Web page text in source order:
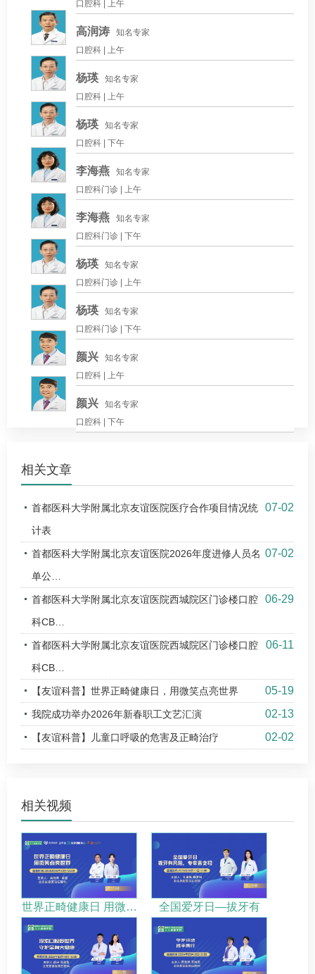
口腔科 | 上午
高润涛
知名专家
口腔科 | 上午
杨瑛
知名专家
口腔科 | 上午
杨瑛
知名专家
口腔科 | 下午
李海燕
知名专家
口腔科门诊 | 上午
李海燕
知名专家
口腔科门诊 | 下午
杨瑛
知名专家
口腔科门诊 | 上午
杨瑛
知名专家
口腔科门诊 | 下午
颜兴
知名专家
口腔科 | 上午
颜兴
知名专家
口腔科 | 下午
相关文章
07-02
首都医科大学附属北京友谊医院医疗合作项目情况统
计表
07-02
首都医科大学附属北京友谊医院2026年度进修人员名
单公…
06-29
首都医科大学附属北京友谊医院西城院区门诊楼口腔
科CB…
06-11
首都医科大学附属北京友谊医院西城院区门诊楼口腔
科CB…
05-19
【友谊科普】世界正畸健康日，用微笑点亮世界
02-13
我院成功举办2026年新春职工文艺汇演
02-02
【友谊科普】儿童口呼吸的危害及正畸治疗
相关视频
世界正畸健康日 用微…
全国爱牙日—拔牙有